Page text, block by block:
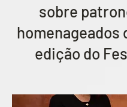
sobre
homenageados
edição do